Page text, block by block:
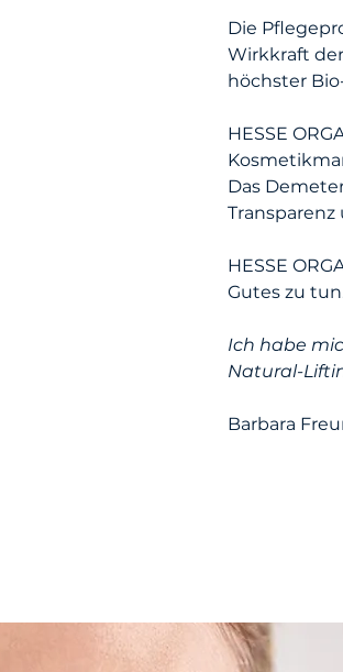
Die
Wirkkraft
höchster
HESSE
Das
HESSE
Gutes zu
Ich habe
Natural-
Barbara